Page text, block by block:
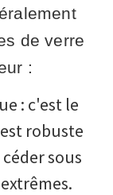
de verre
:
: c'est le
robuste
sous